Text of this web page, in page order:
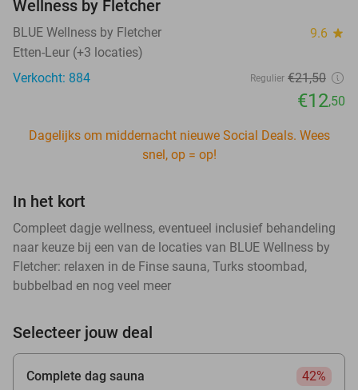
Wellness by Fletcher
BLUE Wellness by Fletcher 9.6 star
Etten-Leur (+3 locaties)
Verkocht: 884
Regulier €21,50
€12,50
Dagelijks om middernacht nieuwe Social Deals. Wees
snel, op = op!
In het kort
Compleet dagje wellness, eventueel inclusief behandeling
naar keuze bij een van de locaties van BLUE Wellness by
Fletcher: relaxen in de Finse sauna, Turks stoombad,
bubbelbad en nog veel meer
Selecteer jouw deal
Complete dag sauna
42%